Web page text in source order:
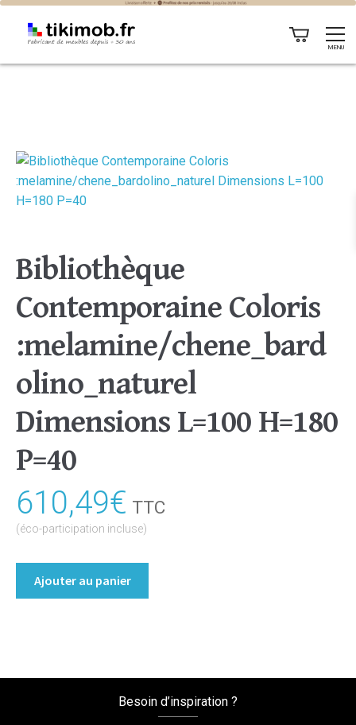
MENU
Bibliothèque
Contemporaine Coloris
:melamine/chene_bard
olino_naturel
Dimensions L=100 H=180
P=40
610,49€ TTC
(éco-participation incluse)
Ajouter au panier
Besoin d’inspiration ?